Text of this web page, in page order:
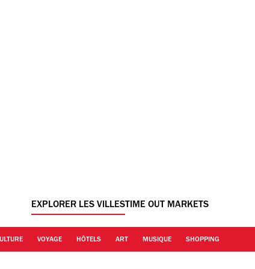
EXPLORER LES VILLESTIME OUT MARKETS
VOYAGE HÔTELS ART MUSIQUE SHOPPING